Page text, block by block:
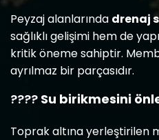
Peyzaj alanlarında drenaj
sağlıklı gelişimi hem de
kritik öneme sahiptir.
ayrılmaz bir parçasıdır.
???? Su birikmesini
Toprak altına yerleştirilen